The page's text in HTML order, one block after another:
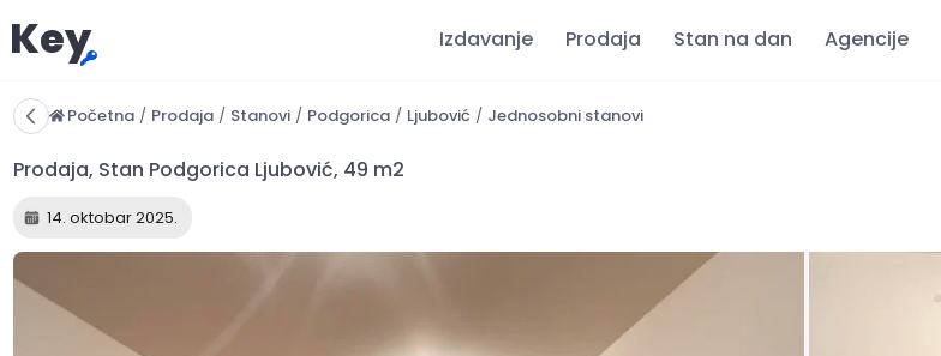
Key Izdavanje Prodaja Stan na dan Agencije
Početna / Prodaja / Stanovi / Podgorica / Ljubović / Jednosobni stanovi
14. oktobar 2025.